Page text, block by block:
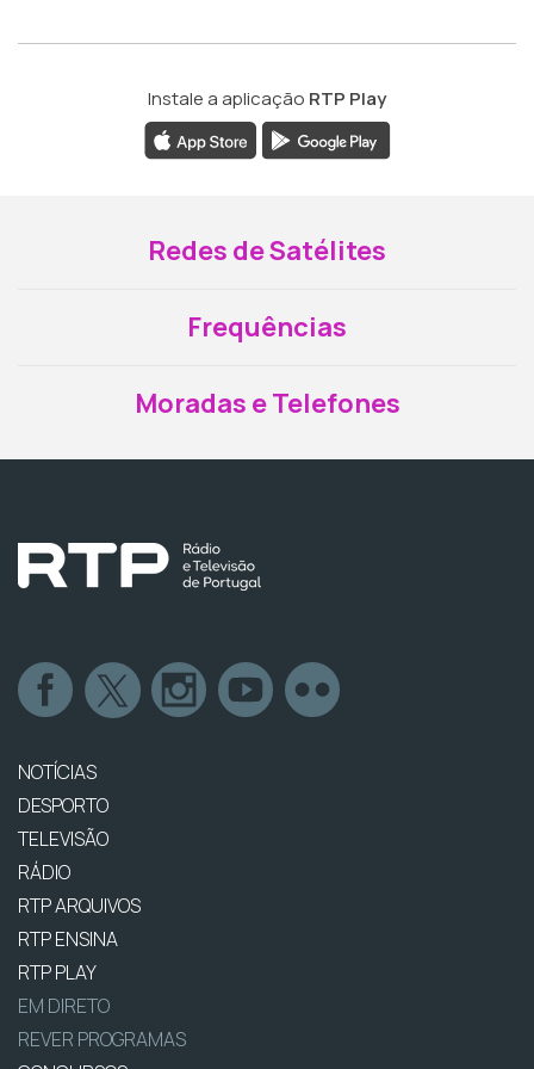
Instale a aplicação RTP Play
Redes de Satélites
Frequências
Moradas e Telefones
NOTÍCIAS
DESPORTO
TELEVISÃO
RÁDIO
RTP ARQUIVOS
RTP ENSINA
RTP PLAY
EM DIRETO
REVER PROGRAMAS